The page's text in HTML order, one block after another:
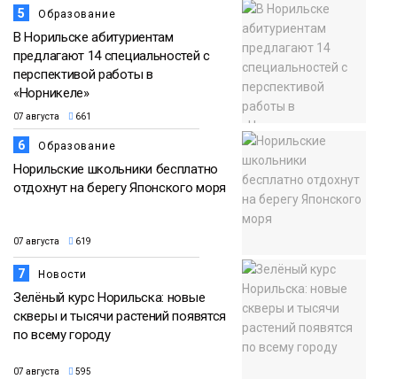
5 Образование
В Норильске абитуриентам
предлагают 14 специальностей с
перспективой работы в
«Норникеле»
07 августа 661
6 Образование
Норильские школьники бесплатно
отдохнут на берегу Японского моря
07 августа 619
7 Новости
Зелёный курс Норильска: новые
скверы и тысячи растений появятся
по всему городу
07 августа 595